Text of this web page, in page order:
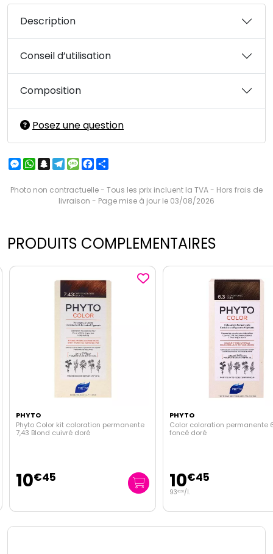
Description
Conseil d’utilisation
Composition
Posez une question
Messenger
WhatsApp
Snapchat
Telegram
MessageFacebook
Photo non contractuelle - Tous les prix incluent la TVA - Hors frais de
livraison - Page mise à jour le 03/08/2026
PRODUITS COMPLEMENTAIRES
PHYTO
Phyto Color kit coloration permanente
7,43 Blond cuivré doré
10€45
PHYTO
Color coloration permanente
foncé doré
10€45
93€30/l.